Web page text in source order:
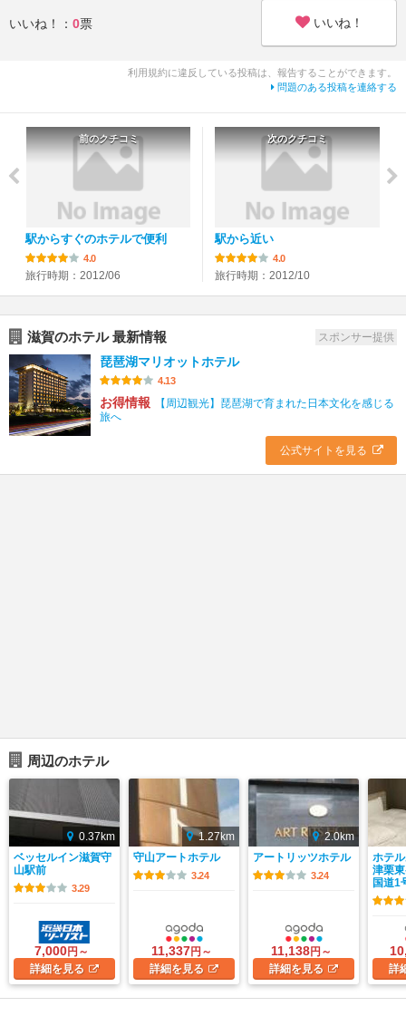
いいね！： 0票 いいね！
利用規約に違反している投稿は、報告することができます。
問題のある投稿を連絡する
前のクチコミ
駅からすぐのホテルで便利
4.0
旅行時期：2012/06
次のクチコミ
駅から近い
4.0
旅行時期：2012/10
滋賀のホテル 最新情報 スポンサー提供
琵琶湖マリオットホテル
4.13
お得情報
【周辺観光】琵琶湖で育まれた日本文化を感じる
旅へ
公式サイトを見る
周辺のホテル
0.37km
ベッセルイン滋賀守
山駅前
3.29
7,000円～
詳細を見る
1.27km
守山アートホテル
3.24
11,337円～
詳細を見る
2.0km
アートリッツホテル
3.24
11,138円～
詳細を見る
ホテ
津栗
国道1
詳